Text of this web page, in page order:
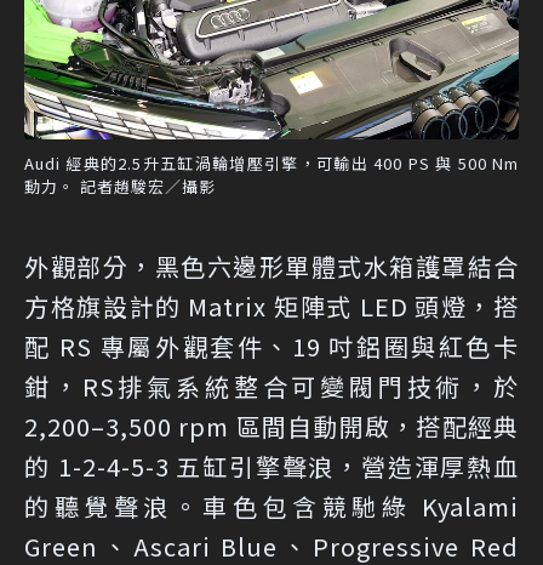
Audi 經典的2.5升五缸渦輪增壓引擎，可輸出 400 PS 與 500 Nm
動力。 記者趙駿宏／攝影
外觀部分，黑色六邊形單體式水箱護罩結合
方格旗設計的 Matrix 矩陣式 LED 頭燈，搭
配 RS 專屬外觀套件、19 吋鋁圈與紅色卡
鉗，RS排氣系統整合可變閥門技術，於
2,200–3,500 rpm 區間自動開啟，搭配經典
的 1-2-4-5-3 五缸引擎聲浪，營造渾厚熱血
的聽覺聲浪。車色包含競馳綠 Kyalami
Green、Ascari Blue、Progressive Red